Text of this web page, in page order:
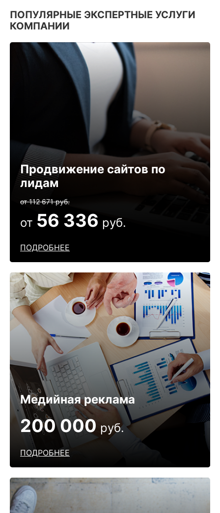
ПОПУЛЯРНЫЕ ЭКСПЕРТНЫЕ УСЛУГИ
КОМПАНИИ
Продвижение сайтов по
лидам
ПОДРОБНЕЕ
от 112 671 руб.
от 56 336 руб.
Медийная реклама
ПОДРОБНЕЕ
200 000 руб.